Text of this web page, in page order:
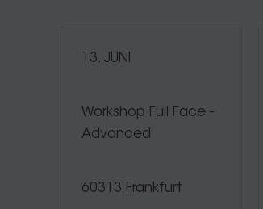
13. JUNI
Workshop Full Face -
Advanced
60313 Frankfurt